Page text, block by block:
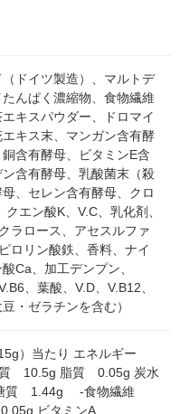
ドイツ製造）、マルトデ
んぱく濃縮物、食物繊維
エキスパウダー、ドロマイ
エキス末、マンガン含有酵
含有酵母、ビタミンE含
含有酵母、乳酸菌末（殺
、セレン含有酵母、クロ
エン酸K、V.C、乳化剤、
ラロース、アセスルファ
ロリン酸鉄、香料、ナイ
Ca、加工デンプン、
、葉酸、V.D、V.B12、
・ゼラチンを含む）
）当たり エネルギー
質 10.5g 脂質 0.05g 炭水
1.44g -食物繊維
ビタミンA